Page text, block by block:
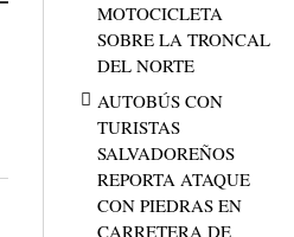
MOTOCICLETA
SOBRE LA TRONCAL
DEL NORTE
AUTOBÚS CON
TURISTAS
SALVADOREÑOS
REPORTA ATAQUE
CON PIEDRAS EN
CARRETERA DE